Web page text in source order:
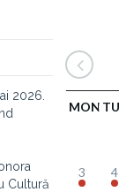
2026.
Cultură
MON
3 4